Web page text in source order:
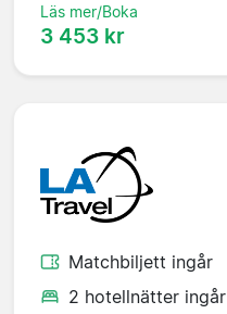
Läs mer/Boka
3 453 kr
Matchbiljett ingår
2 hotellnätter ingår